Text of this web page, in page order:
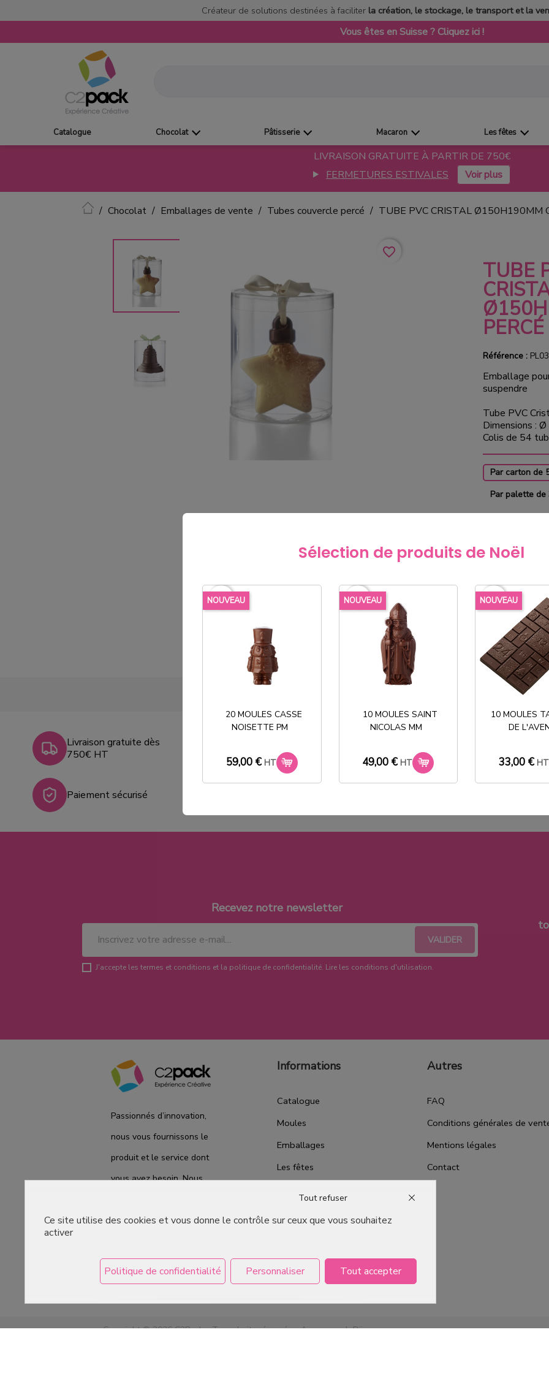
Sélection de produits de Noël
NOUVEAU
20 MOULES CASSE
NOISETTE PM
59,00 € HT
favorite_border NOUVEAU
10 MOULES SAINT
NICOLAS MM
49,00 € HT
favorite_border NOUVEAU
10 MOULES
DE
33,00 € HT
favorite_border
Créateur de solutions destinées à faciliter la création, le stockage, le transport et la
Vous êtes en Suisse ? Cliquez ici !
Catalogue Chocolat Pâtisserie Macaron Les fêtes
LIVRAISON GRATUITE À PARTIR DE 750€
FERMETURES ESTIVALES
Accueil
Chocolat Emballages de vente Tubes couvercle percé TUBE PVC CRISTAL Ø150H190MM
favorite_border
TUBE
Référence :
Emballage
suspendre
Tube PVC
Dimensions :
Colis de 54
Par carton de
Par palette de
Partager
Livraison gratuite dès
750€ HT
+ de 2000 références
Paiement sécurisé
Recevez notre newsletter
J'accepte les termes et conditions et la politique de confidentialité. Lire les conditions d'utilisation.
Passionnés d’innovation,
nous vous fournissons le
produit et le service dont
vous avez besoin. Nous
accompagner au quotidien
boutique, pour répondre
au mieux à vos attentes.
Informations
Catalogue
Moules
Emballages
Les fêtes
Professionnel
Autres
FAQ
Conditions générales de
Mentions légales
Contact
Copyright © 2026 C2Pack -Tous droits réservés -Agence web Dijon
Ce site utilise des cookies et vous donne le contrôle sur ceux que vous souhaitez
activer
Tout accepter
Tout refuser
Personnaliser
Politique de confidentialité